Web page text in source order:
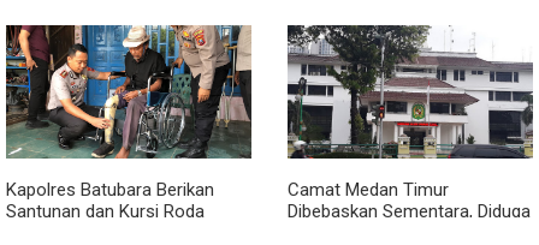
Regional Sumatera
Sinergitas Makin Kuat
Kapolres Batubara Berikan
Santunan dan Kursi Roda
Camat Medan Timur
Dibebaskan Sementara, Diduga